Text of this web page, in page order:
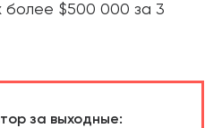
более $500 000 за 3
за выходные: